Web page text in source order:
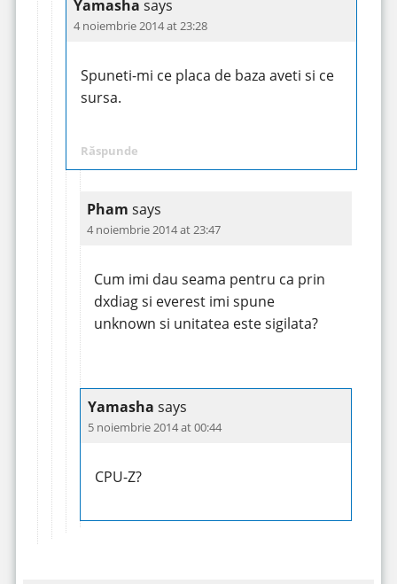
Yamasha says
4 noiembrie 2014 at 23:28
Spuneti-mi ce placa de baza aveti si ce
sursa.
Răspunde
Pham says
4 noiembrie 2014 at 23:47
Cum imi dau seama pentru ca prin
dxdiag si everest imi spune
unknown si unitatea este sigilata?
Yamasha says
5 noiembrie 2014 at 00:44
CPU-Z?